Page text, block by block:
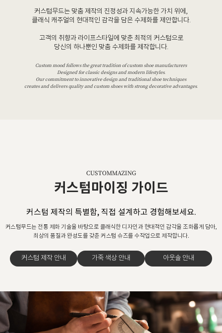
커스텀무드는 맞춤 제작의 진정성과 지속가능한 가치 위에,
클래식 캐주얼의 현대적인 감각을 담은 수제화를 제안합니다.
고객의 취향과 라이프스타일에 맞춘 최적의 커스텀으로
당신의 하나뿐인 맞춤 수제화를 제작합니다.
Custom mood follows the great tradition of custom shoe manufacturers
Designed for classic designs and modern lifestyles.
Our commitment to innovative design and traditional shoe techniques
creates and delivers quality and custom shoes with strong decorative advantages.
CUSTOMMAZING
커스텀마이징 가이드
커스텀 제작의 특별함, 직접 설계하고 경험해보세요.
커스텀무드는 전통 제화 기술을 바탕으로 클래식한 디자인과 현대적인 감각을 조화롭게 담아,
최상의 품질과 완성도를 갖춘 커스텀 슈즈를 수작업으로 제작합니다.
커스텀 제작 안내 가죽 색상 안내 아웃솔 안내